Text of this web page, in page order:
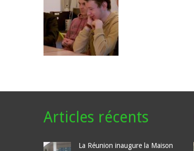
Articles récents
La Réunion inaugure la Maison